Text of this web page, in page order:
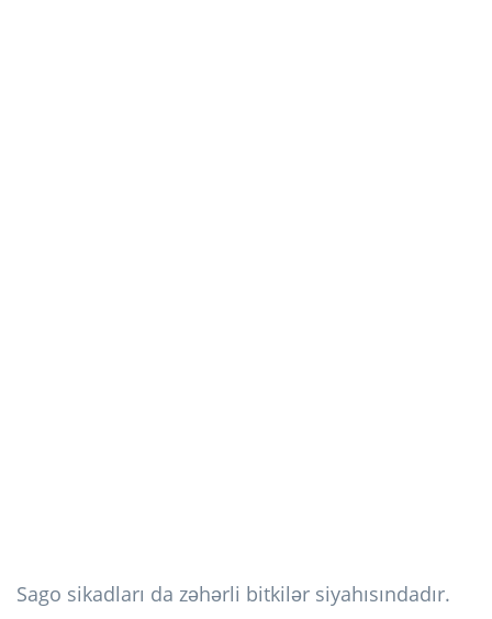
Sago sikadları da zəhərli bitkilər siyahısındadır.